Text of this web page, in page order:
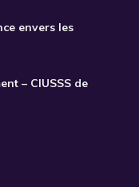
envers les
– CIUSSS de